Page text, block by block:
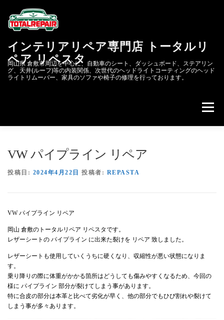
インテリアリペア専門店 トータルリ
ペア リペスタ
岡山県 倉敷市周辺を中心に、自動車のシート、ダッシュボード、ステアリン
グ、天井(ルーフ)等の内装関係、次世代のヘッドライトコーティングのヘッド
ライトリムーバー、家具のソファや椅子の修理を行っております。
メニュー
インテリアリペア専門サイト-トータルリペア
お問い合わせ 個人情報保護方針
VW パイプライン リペア
投稿日: 2024年4月22日 投稿者: REPASTA
VW パイプライン リペア
岡山 倉敷のトータルリペア リペスタです。
レザーシートの パイプライン に出来た裂けを リペア 致しました。
レザーシートも使用していくうちに硬くなり、収縮性が悪い状態になりま
す。
乗り降りの際に体重がかかる箇所はどうしても傷みやすくなるため、今回の
様に パイプライン 部分が裂けてしまう事があります。
特に合皮の部分は本革と比べて劣化が早く、他の部分でもひび割れや裂けて
しまう事が多々あります。